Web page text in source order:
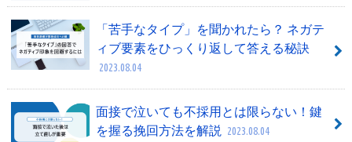
「苦手なタイプ」を聞かれたら？ ネガテ
ィブ要素をひっくり返して答える秘訣
2023.08.04
面接で泣いても不採用とは限らない！鍵
を握る挽回方法を解説
2023.08.04